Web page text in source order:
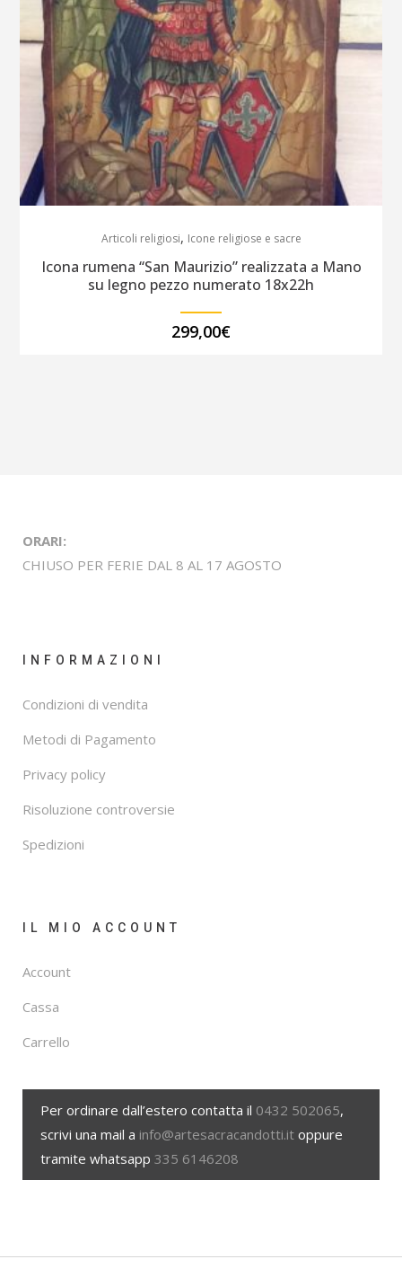
Articoli religiosi, Icone religiose e sacre
Icona rumena “San Maurizio” realizzata a Mano
su legno pezzo numerato 18x22h
299,00€
ORARI:
CHIUSO PER FERIE DAL 8 AL 17 AGOSTO
INFORMAZIONI
Condizioni di vendita
Metodi di Pagamento
Privacy policy
Risoluzione controversie
Spedizioni
IL MIO ACCOUNT
Account
Cassa
Carrello
Per ordinare dall’estero contatta il 0432 502065,
scrivi una mail a info@artesacracandotti.it oppure
tramite whatsapp 335 6146208